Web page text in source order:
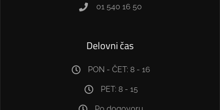
01 540 16 50
Delovni čas
PON - ČET: 8 - 16
PET: 8 - 15